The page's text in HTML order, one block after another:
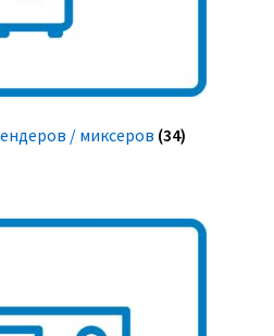
/ миксеров (34)